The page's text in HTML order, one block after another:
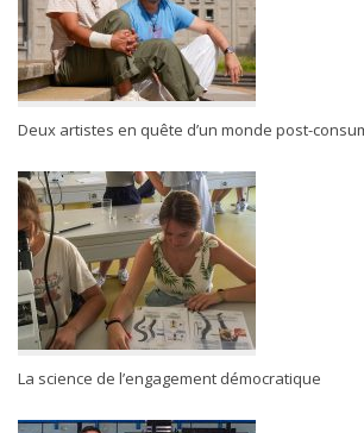
Deux artistes en quête d’un monde post-
La science de l’engagement démocratique